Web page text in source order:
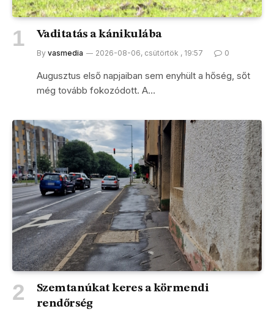
Vaditatás a kánikulába
By vasmedia 2026-08-06, csütörtök , 19:57 0
Augusztus első napjaiban sem enyhült a hőség, sőt
még tovább fokozódott. A…
Szemtanúkat keres a körmendi
rendőrség